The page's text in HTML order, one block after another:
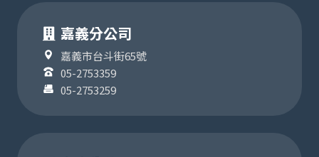
嘉義分公司
嘉義市台斗街65號
05-2753359
05-2753259